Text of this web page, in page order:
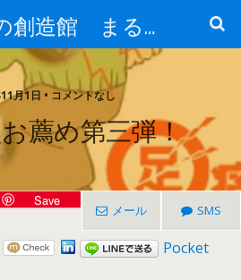
美と健康の創造館 まるとみ薬品 ぐんまの薬屋 芳さんのブログ
月1日 • コメントなし
薦め第三弾！
Save
メール SMS
Pocket